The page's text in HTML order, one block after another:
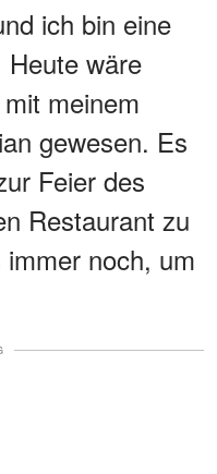
ich bin eine
wäre
meinem
gewesen. Es
Feier des
Restaurant zu
noch, um